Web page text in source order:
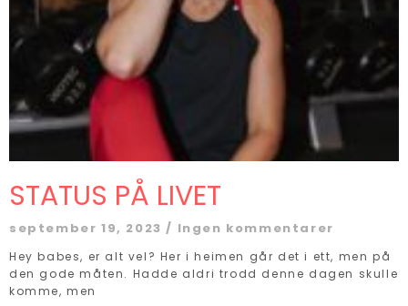
STATUS PÅ LIVET
september 19, 2023 Ingen kommentarer
Hey babes, er alt vel? Her i heimen går det i ett, men på
den gode måten. Hadde aldri trodd denne dagen skulle
komme, men